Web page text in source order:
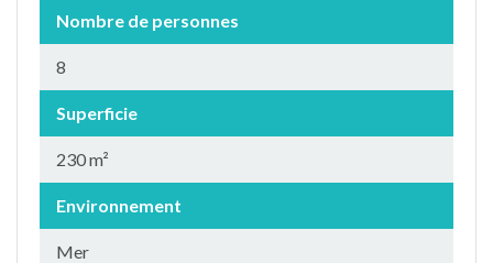
Nombre de personnes
8
Superficie
230 m²
Environnement
Mer